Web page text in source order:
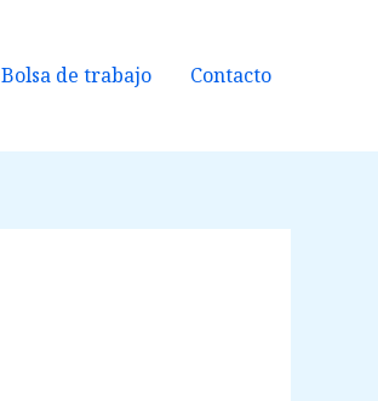
Bolsa de trabajo Contacto